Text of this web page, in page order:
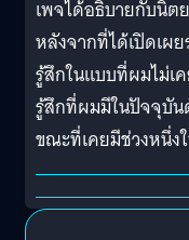
เพจได้อธิบายกับนิต
หลังจากที่ได้เปิดเผ
รู้สึกในแบบที่ผมไม่เ
รู้สึกที่ผมมีในปัจจุบัน
ขณะที่เคยมีช่วงหนึ่ง